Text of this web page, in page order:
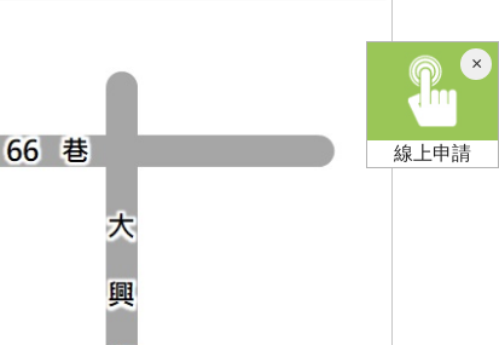
×關
閉
線上申請